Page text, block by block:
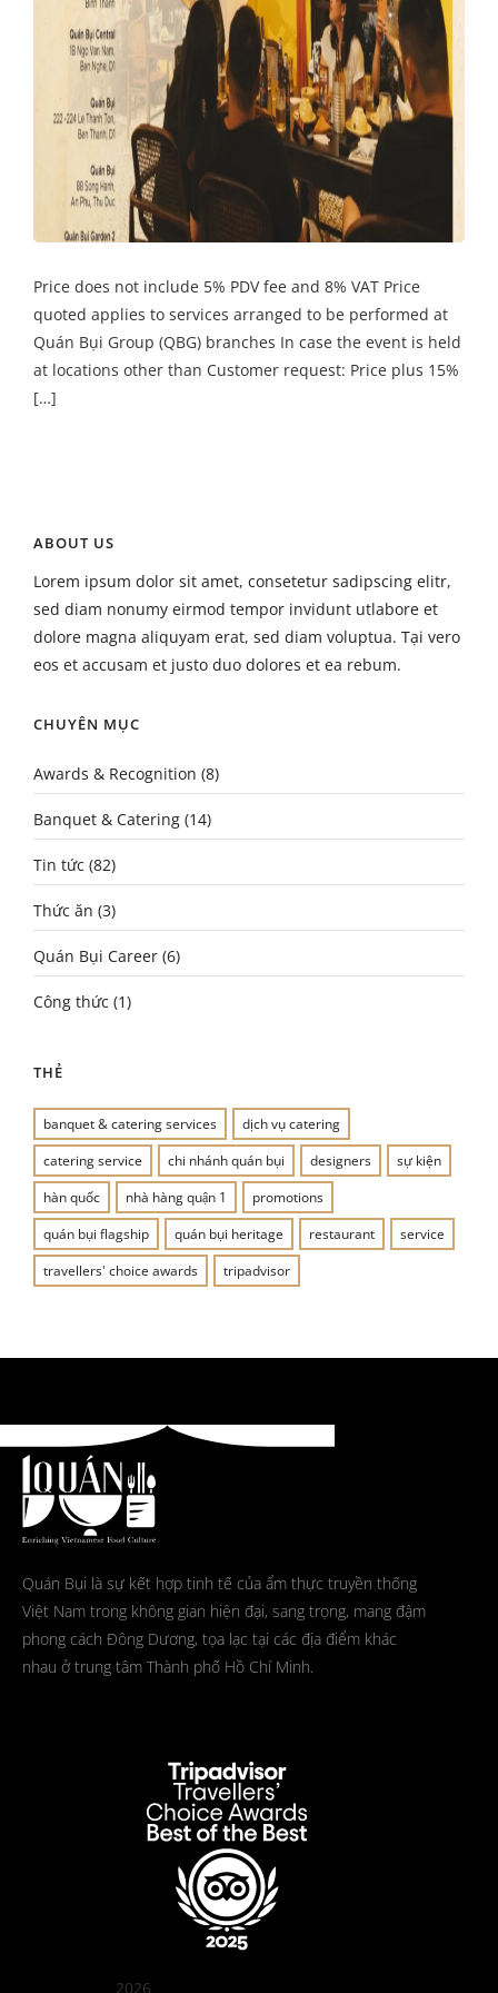
Price does not include 5% PDV fee and 8% VAT Price
quoted applies to services arranged to be performed at
Quán Bụi Group (QBG) branches In case the event is held
at locations other than Customer request: Price plus 15%
[…]
ABOUT US
Lorem ipsum dolor sit amet, consetetur sadipscing elitr,
sed diam nonumy eirmod tempor invidunt utlabore et
dolore magna aliquyam erat, sed diam voluptua. Tại vero
eos et accusam et justo duo dolores et ea rebum.
CHUYÊN MỤC
Awards & Recognition (8)
Banquet & Catering (14)
Tin tức (82)
Thức ăn (3)
Quán Bụi Career (6)
Công thức (1)
THẺ
banquet & catering services
dịch vụ catering
catering service
chi nhánh quán bụi designers
sự kiện
hàn quốc
nhà hàng quận 1
promotions
quán bụi flagship
quán bụi heritage restaurant
service
travellers' choice awards
tripadvisor
Quán Bụi là sự kết hợp tinh tế của ẩm thực truyền thống
Việt Nam trong không gian hiện đại, sang trọng, mang đậm
phong cách Đông Dương, tọa lạc tại các địa điểm khác
nhau ở trung tâm Thành phố Hồ Chí Minh.
2026